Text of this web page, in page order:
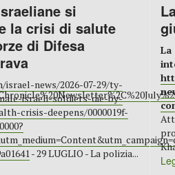
si
la crisi di salute
di Difesa
news/2026-07-29/ty-
israeli-soldiers-die-by-
crisis-deepens/0000019f-
- 29 LUGLIO - La polizia...
La